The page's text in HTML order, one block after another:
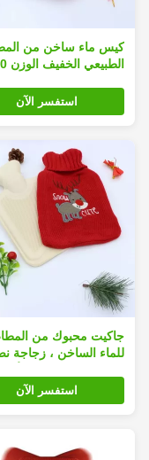
كيس ماء ساخن من
استفسر الآن
جاكيت محبوك من
للماء الساخن ، زجاجة
استفسر الآن